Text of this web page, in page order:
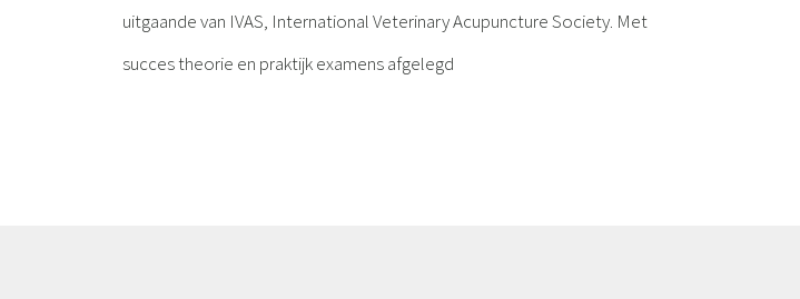
uitgaande van IVAS, International Veterinary Acupuncture Society. Met
succes theorie en praktijk examens afgelegd